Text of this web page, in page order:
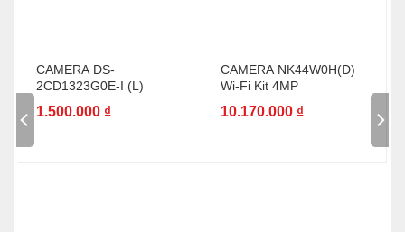
CAMERA DS-
2CD1323G0E-I (L)
1.500.000 ₫
CAMERA NK44W0H(D)
Wi-Fi Kit 4MP
10.170.000 ₫